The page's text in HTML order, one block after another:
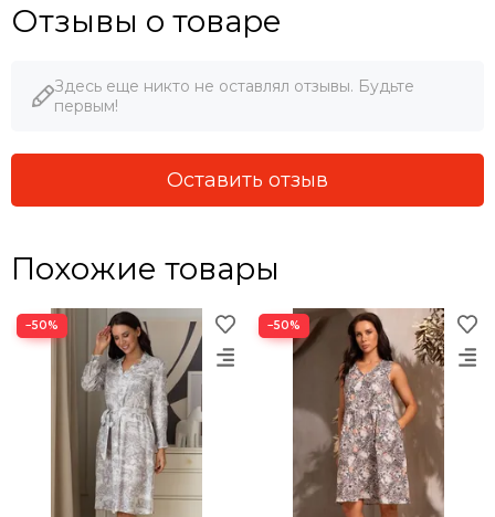
Отзывы о товаре
Здесь еще никто не оставлял отзывы. Будьте
первым!
Оставить отзыв
Похожие товары
−50% −50%